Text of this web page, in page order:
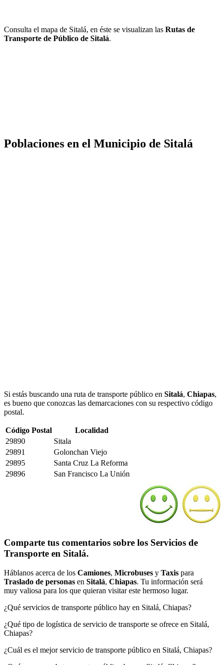
Consulta el mapa de Sitalá, en éste se visualizan las Rutas de
Transporte de Público de Sitalá.
Poblaciones en el Municipio de Sitalá
Si estás buscando una ruta de transporte público en Sitalá, Chiapas,
es bueno que conozcas las demarcaciones con su respectivo código
postal.
Código Postal
Localidad
29890
Sitala
29891
Golonchan Viejo
29895
Santa Cruz La Reforma
29896
San Francisco La Unión
Comparte tus comentarios sobre los Servicios de
Transporte en Sitalá.
Háblanos acerca de los Camiones, Microbuses y Taxis para
Traslado de personas en Sitalá, Chiapas. Tu información será
muy valiosa para los que quieran visitar este hermoso lugar.
¿Qué servicios de transporte público hay en Sitalá, Chiapas?
¿Qué tipo de logística de servicio de transporte se ofrece en Sitalá,
Chiapas?
¿Cuál es el mejor servicio de transporte público en Sitalá, Chiapas?